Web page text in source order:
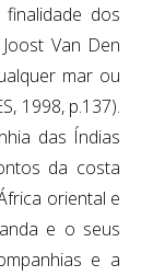
dos
Van Den
mar ou
1998, p.137).
das Índias
da costa
oriental e
e o seus
e a